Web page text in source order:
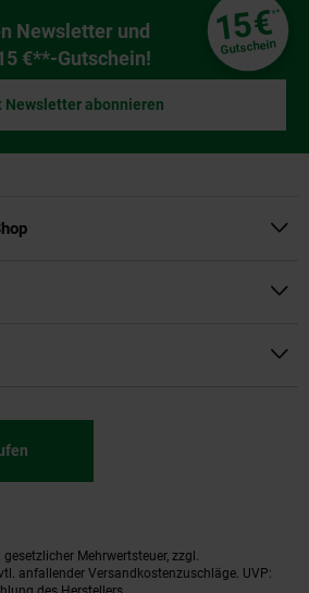
Newsletter und
€**-Gutschein!
15€**
Gutschein
Newsletter abonnieren
Mehrwertsteuer, zzgl.
anfallender Versandkostenzuschläge. UVP: